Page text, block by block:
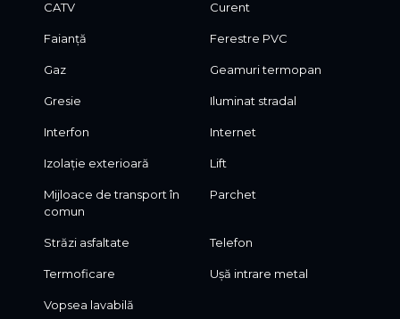
CATV Curent
Faianță Ferestre PVC
Gaz Geamuri termopan
Gresie Iluminat stradal
Interfon Internet
Izolație exterioară Lift
Mijloace de transport în
comun
Parchet
Străzi asfaltate Telefon
Termoficare Ușă intrare metal
Vopsea lavabilă